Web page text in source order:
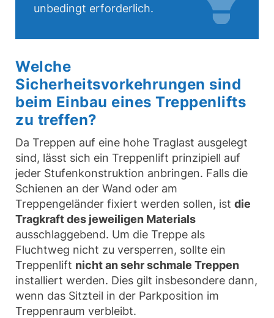
unbedingt erforderlich.
Welche
Sicherheitsvorkehrungen sind
beim Einbau eines Treppenlifts
zu treffen?
Da Treppen auf eine hohe Traglast ausgelegt
sind, lässt sich ein Treppenlift prinzipiell auf
jeder Stufenkonstruktion anbringen. Falls die
Schienen an der Wand oder am
Treppengeländer fixiert werden sollen, ist die
Tragkraft des jeweiligen Materials
ausschlaggebend. Um die Treppe als
Fluchtweg nicht zu versperren, sollte ein
Treppenlift nicht an sehr schmale Treppen
installiert werden. Dies gilt insbesondere dann,
wenn das Sitzteil in der Parkposition im
Treppenraum verbleibt.